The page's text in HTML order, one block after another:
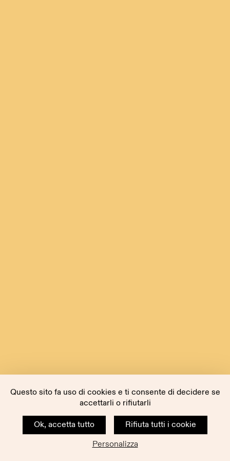
Questo sito fa uso di cookies e ti consente di decidere se
accettarli o rifiutarli
Ok, accetta tutto
Rifiuta tutti i cookie
Personalizza